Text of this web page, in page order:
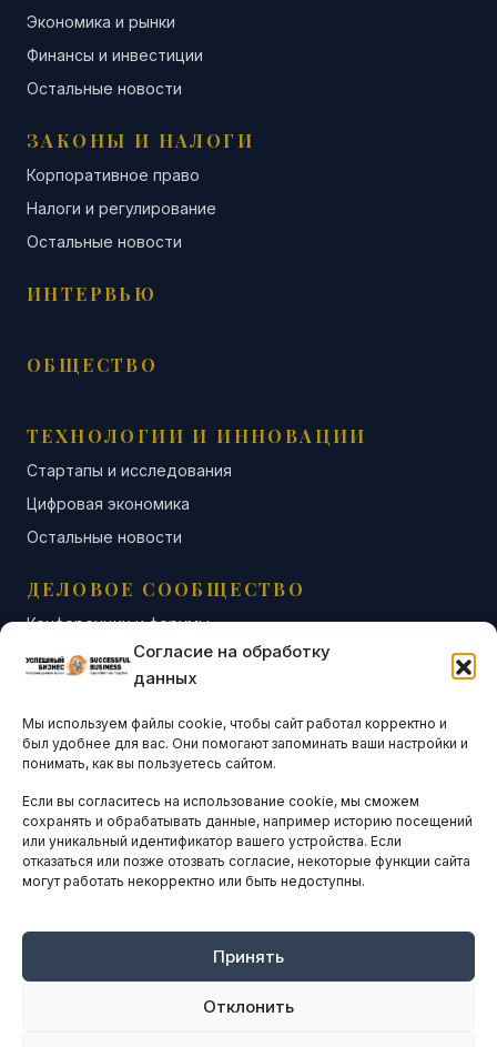
Согласие на обработку
данных
Мы используем файлы cookie, чтобы сайт работал корректно и
был удобнее для вас. Они помогают запоминать ваши настройки и
понимать, как вы пользуетесь сайтом.
Если вы согласитесь на использование cookie, мы сможем
сохранять и обрабатывать данные, например историю посещений
или уникальный идентификатор вашего устройства. Если
отказаться или позже отозвать согласие, некоторые функции сайта
могут работать некорректно или быть недоступны.
Принять
Отклонить
Экономика и рынки
Финансы и инвестиции
Остальные новости
ЗАКОНЫ И НАЛОГИ
Корпоративное право
Налоги и регулирование
Остальные новости
ИНТЕРВЬЮ
ОБЩЕСТВО
ТЕХНОЛОГИИ И ИННОВАЦИИ
Стартапы и исследования
Цифровая экономика
Остальные новости
ДЕЛОВОЕ СООБЩЕСТВО
Конференции и форумы
Бизнес-клубы и ассоциации
Остальные новости
АНАЛИТИКА И СТАТИСТИКА
ARTICLES IN ENGLISH
НАВИГАЦИЯ
Оплата онлайн